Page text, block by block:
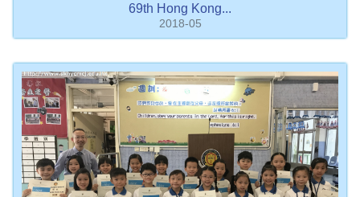
69th Hong Kong...
2018-05